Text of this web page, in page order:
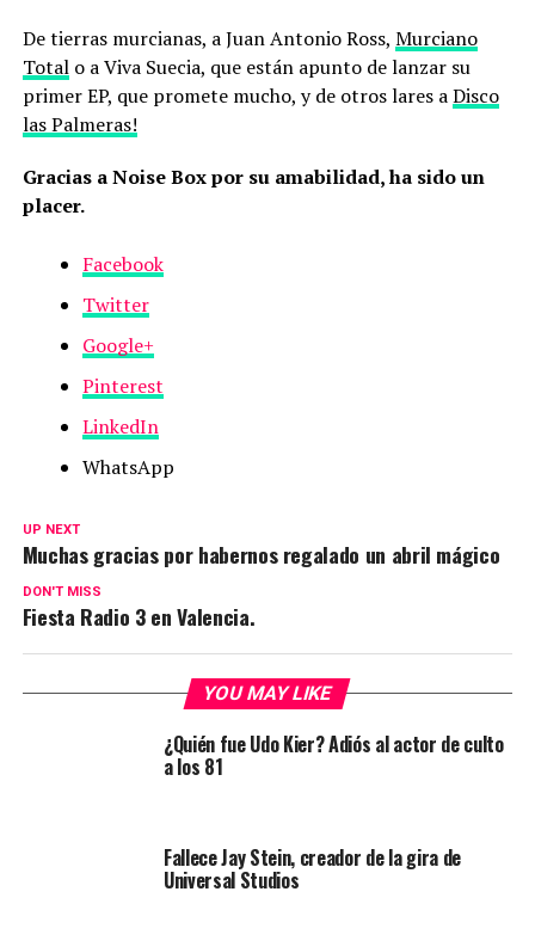
De tierras murcianas, a Juan Antonio Ross, Murciano
Totalo a Viva Suecia, que están apunto de lanzar su
primer EP, que promete mucho, y de otros lares aDisco
las Palmeras!
Gracias a Noise Box por su amabilidad, ha sido un
placer.
Facebook
Twitter
Google+
Pinterest
LinkedIn
WhatsApp
UP NEXT
Muchas gracias por habernos regalado un abril mágico
DON'T MISS
Fiesta Radio 3 en Valencia.
YOU MAY LIKE
¿Quién fue Udo Kier? Adiós al actor de culto
a los 81
Fallece Jay Stein, creador de la gira de
Universal Studios